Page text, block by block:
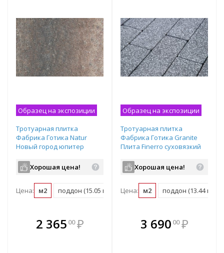
Образец на экспозиции
Тротуарная плитка
Фабрика Готика Natur
Новый город юпитер
240/160/80х160х60 мм
Хорошая цена!
Цена: м2 поддон (15.05 м2)
2 365 00 ₽
В комплекте
всегда выгоднее!
Образец на экспозиции
Тротуарная плитка
Фабрика Готика Granite
Плита Finerro суховязкий
600х200х60 мм
Хорошая цена!
Цена: м2 поддон (13.44 м2)
В комплекте
всегда выгоднее!
3 690 00 ₽